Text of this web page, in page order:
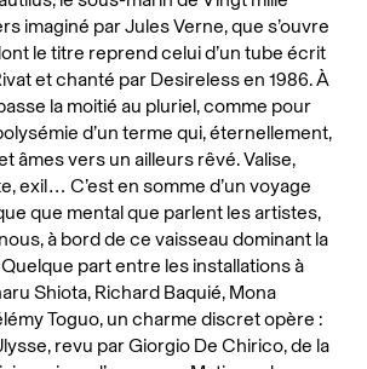
imaginé par Jules Verne, que s’ouvre
le titre reprend celui d’un tube écrit
et chanté par Desireless en 1986. À
la moitié au pluriel, comme pour
d’un terme qui, éternellement,
âmes vers un ailleurs rêvé. Valise,
exil… C’est en somme d’un voyage
que mental que parlent les artistes,
à bord de ce vaisseau dominant la
part entre les installations à
Shiota, Richard Baquié, Mona
Toguo, un charme discret opère :
revu par Giorgio De Chirico, de la